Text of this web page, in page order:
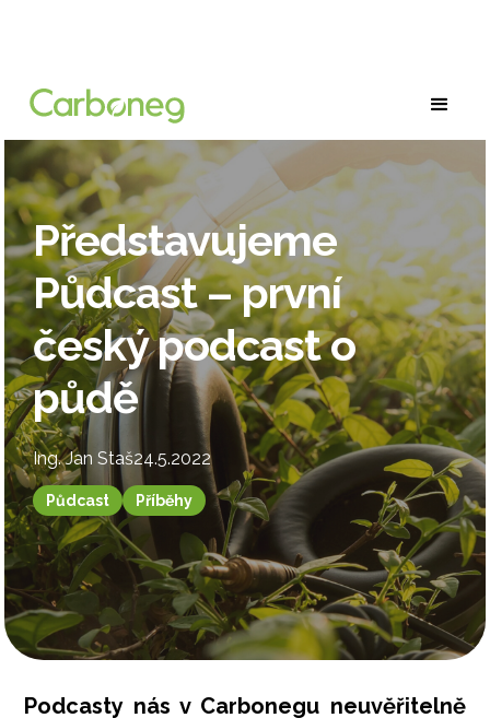
Představujeme
Půdcast – první
český podcast o
půdě
Ing. Jan Staš24.5.2022
Půdcast Příběhy
Podcasty nás v Carbonegu neuvěřitelně